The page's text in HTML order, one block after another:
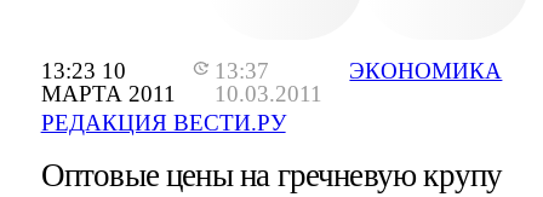
13:23 10
МАРТА 2011
13:37
10.03.2011
РЕДАКЦИЯ ВЕСТИ.РУ
ЭКОНОМИКА
Оптовые цены на гречневую крупу